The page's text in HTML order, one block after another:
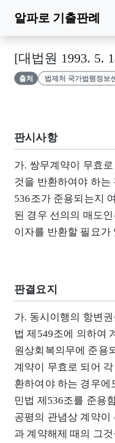
알파로 기출판례
[대법원 1993. 5.
출처 법제처 국가법령정보
판시사항
가. 쌍무계약이 무효
것을 반환하여야 하는
536조가 준용되는지
된 경우 선의의 매도
이자를 반환할 필요가
판결요지
가. 동시이행의 항변
법 제549조에 의하여
원상회복의무에 준용
계약이 무효로 되어
환하여야 하는 경우
민법 제536조를 준용
공평의 관념상 계약이
과 계약해제 때의 그